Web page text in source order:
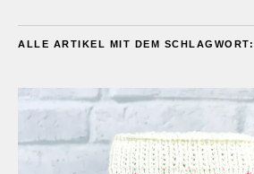
ALLE ARTIKEL MIT DEM SCHLAGWORT: